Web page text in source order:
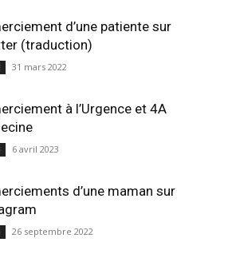
d’une patiente sur
(traduction)
31 mars 2022
à l’Urgence et 4A
6 avril 2023
d’une maman sur
26 septembre 2022